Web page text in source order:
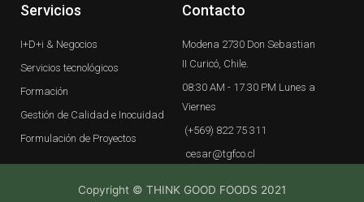
Servicios
I+D+i & Negocios
Servicios tecnológicos
Formación
Gestión de Calidad e Inocuidad
Formulación de Proyectos
Contacto
Modena 2730 Don Sebastian
II Curicó, Chile.
08:30 AM - 17.30 PM Lunes a
Viernes
(+569) 822 75 311
cesar@tgfco.cl
Copyright © THINK GOOD FOODS 2021